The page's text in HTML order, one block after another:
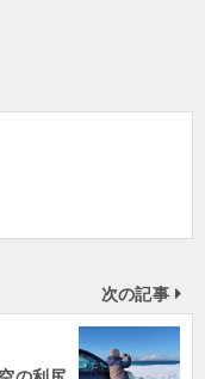
次の記事